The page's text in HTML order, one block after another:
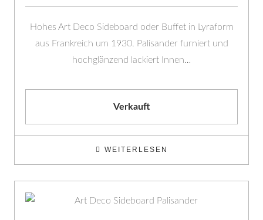
Hohes Art Deco Sideboard oder Buffet in Lyraform
aus Frankreich um 1930. Palisander furniert und
hochglänzend lackiert Innen…
Verkauft
WEITERLESEN